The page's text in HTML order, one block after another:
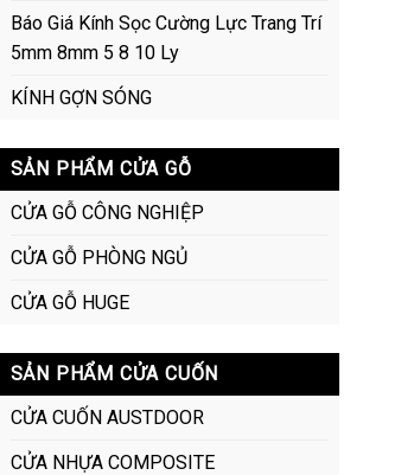
Báo Giá Kính Sọc Cường Lực Trang Trí
5mm 8mm 5 8 10 Ly
KÍNH GỢN SÓNG
SẢN PHẨM CỬA GỖ
CỬA GỖ CÔNG NGHIỆP
CỬA GỖ PHÒNG NGỦ
CỬA GỖ HUGE
SẢN PHẨM CỬA CUỐN
CỬA CUỐN AUSTDOOR
CỬA NHỰA COMPOSITE